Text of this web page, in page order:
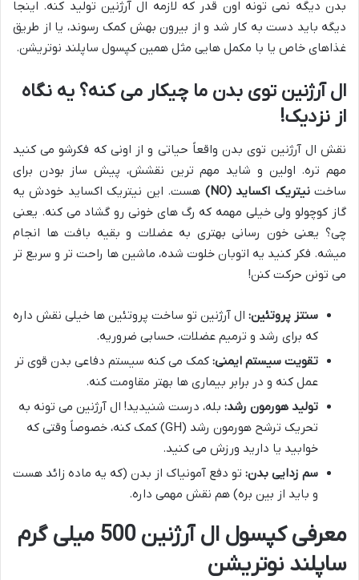
بدن دیگه نمی تونه اون قدر که لازمه ال آرژنین تولید کنه. اینجا
دیگه باید دست به کار شد و از بیرون بهش کمک رسوند، یا از طریق
غذاهای خاص یا با مکمل هایی مثل همین کپسول ساپلند نوتریشن.
ال آرژنین توی بدن ما چیکار می کنه؟ یه نگاه
از نزدیک!
نقش ال آرژنین توی بدن واقعاً حیاتی و از اونی که فکرشو می کنید
مهم تره. اولین و شاید مهم ترین نقشش، پیش ساز بودن برای
ساختنیتریک اکساید (NO)
هست. این نیتریک اکساید خودش یه
گاز کوچولو ولی خیلی مهمه که رگ های خونی رو گشاد می کنه. یعنی
چی؟ یعنی خون رسانی بهتری به عضلات و بقیه بافت ها انجام
میشه. فکر کنید یه اتوبان خلوت شده، ماشین ها راحت تر و سریع تر
می تونن حرکت کنن!
سنتز پروتئین: ال آرژنین تو ساخت پروتئین ها خیلی نقش داره
که برای رشد و ترمیم عضلات، حسابی ضروریه.
تقویت سیستم ایمنی: کمک می کنه سیستم دفاعی بدن قوی تر
عمل کنه و در برابر بیماری ها بهتر مقاومت کنه.
تولید هورمون رشد: بله، درست شنیدید! ال آرژنین می تونه به
تحریک ترشح هورمون رشد (GH) کمک کنه، خصوصاً وقتی که
خوابید یا دارید ورزش می کنید.
سم زدایی بدن: تو دفع آمونیاک از بدن (که یه ماده زائد هست
و باید از بین بره) هم نقش مهمی داره.
معرفی کپسول ال آرژنین 500 میلی گرم
ساپلند نوتریشن